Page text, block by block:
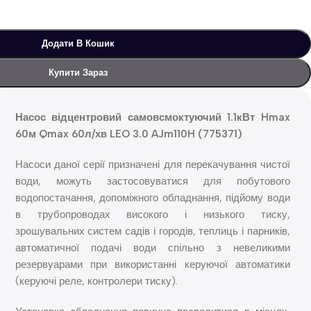
Додати В Кошик
Купити Зараз
Насос відцентровий самовсмоктуючий 1.1кВт Hmax
60м Qmax 60л/хв LEO 3.0 AJm110H (775371)
Насоси даної серії призначені для перекачування чистої
води, можуть застосовуватися для побутового
водопостачання, допоміжного обладнання, підйому води
в трубопроводах високого і низького тиску,
зрошувальних систем садів і городів, теплиць і парників,
автоматичної подачі води спільно з невеликими
резервуарами при використанні керуючої автоматики
(керуючі реле, контролери тиску).